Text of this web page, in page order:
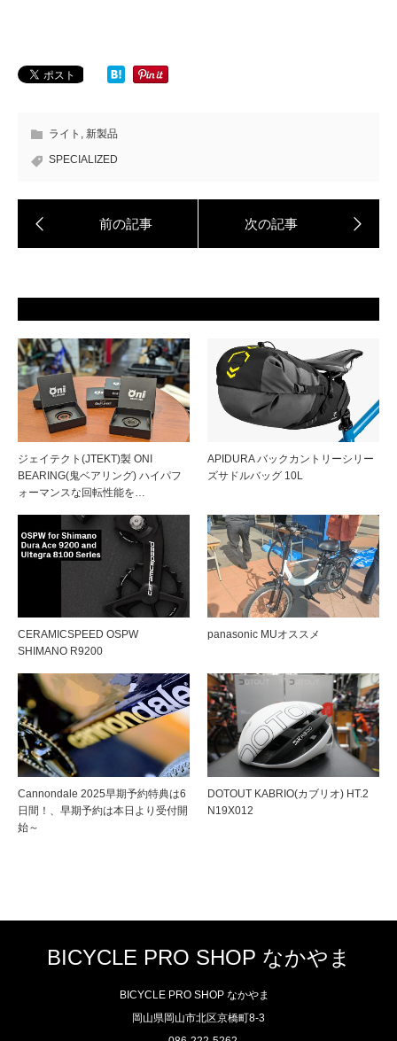
ライト , 新製品
SPECIALIZED
ジェイテクト(JTEKT)製 ONI
BEARING(鬼ベアリング) ハイパフ
ォーマンスな回転性能を…
APIDURA バックカントリーシリー
ズサドルバッグ 10L
CERAMICSPEED OSPW
SHIMANO R9200
panasonic MUオススメ
Cannondale 2025早期予約特典は6
日間！、早期予約は本日より受付開
始～
DOTOUT KABRIO(カブリオ) HT.2
N19X012
BICYCLE PRO SHOP なかやま
BICYCLE PRO SHOP なかやま
岡山県岡山市北区京橋町8-3